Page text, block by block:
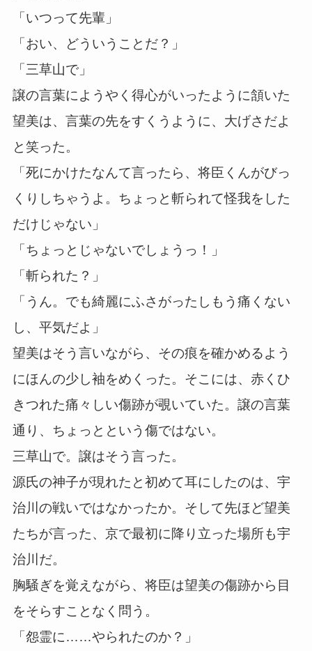
「いつって先輩」
「おい、どういうことだ？」
「三草山で」
譲の言葉にようやく得心がいったように頷いた
望美は、言葉の先をすくうように、大げさだよ
と笑った。
「死にかけたなんて言ったら、将臣くんがびっ
くりしちゃうよ。ちょっと斬られて怪我をした
だけじゃない」
「ちょっとじゃないでしょうっ！」
「斬られた？」
「うん。でも綺麗にふさがったしもう痛くない
し、平気だよ」
望美はそう言いながら、その痕を確かめるよう
にほんの少し袖をめくった。そこには、赤くひ
きつれた痛々しい傷跡が覗いていた。譲の言葉
通り、ちょっとという傷ではない。
三草山で。譲はそう言った。
源氏の神子が現れたと初めて耳にしたのは、宇
治川の戦いではなかったか。そして先ほど望美
たちが言った、京で最初に降り立った場所も宇
治川だ。
胸騒ぎを覚えながら、将臣は望美の傷跡から目
をそらすことなく問う。
「怨霊に……やられたのか？」